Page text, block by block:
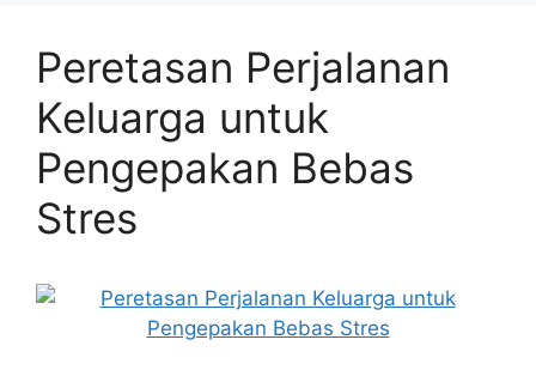
Peretasan Perjalanan
Keluarga untuk
Pengepakan Bebas
Stres